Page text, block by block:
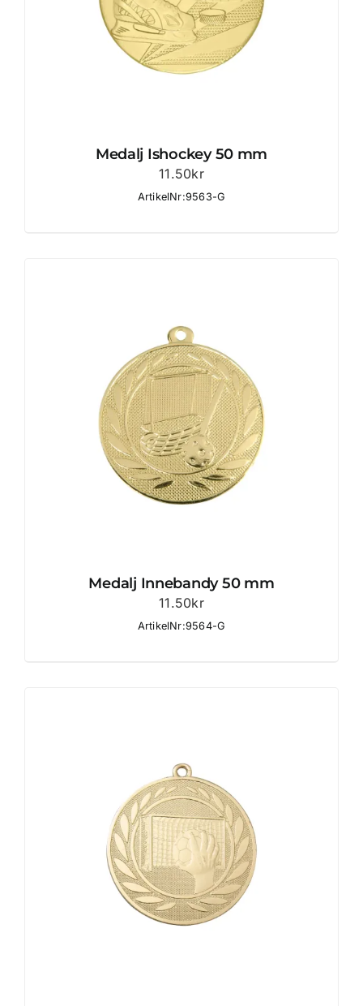
Medalj Ishockey 50 mm
11.50kr
ArtikelNr:9563-G
Medalj Innebandy 50 mm
11.50kr
ArtikelNr:9564-G